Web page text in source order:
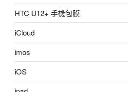
HTC U12+ 手機包膜
iCloud
imos
iOS